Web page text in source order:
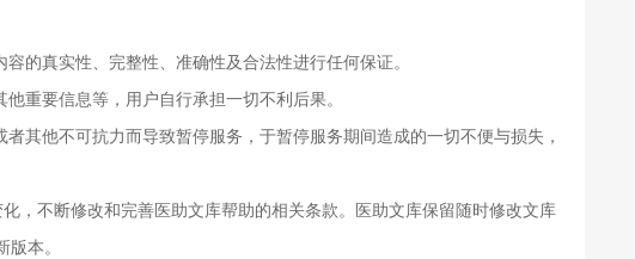
的真实性、完整性、准确性及合法性进行任何保证。
重要信息等，用户自行承担一切不利后果。
其他不可抗力而导致暂停服务，于暂停服务期间造成的一切不便与损失，
，不断修改和完善医助文库帮助的相关条款。医助文库保留随时修改文库
本。